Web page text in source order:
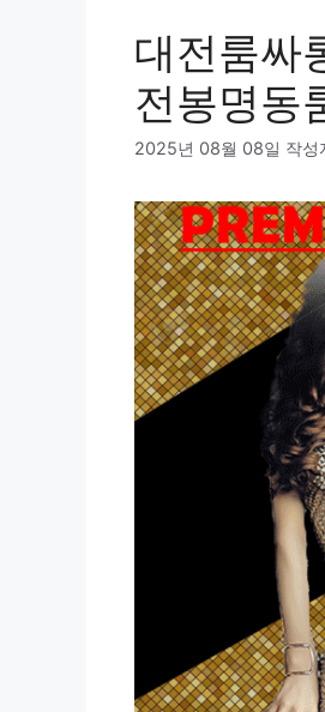
대전룸싸
전봉명동
2025년 08월 08일 작성